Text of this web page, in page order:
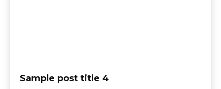
Sample post title 4